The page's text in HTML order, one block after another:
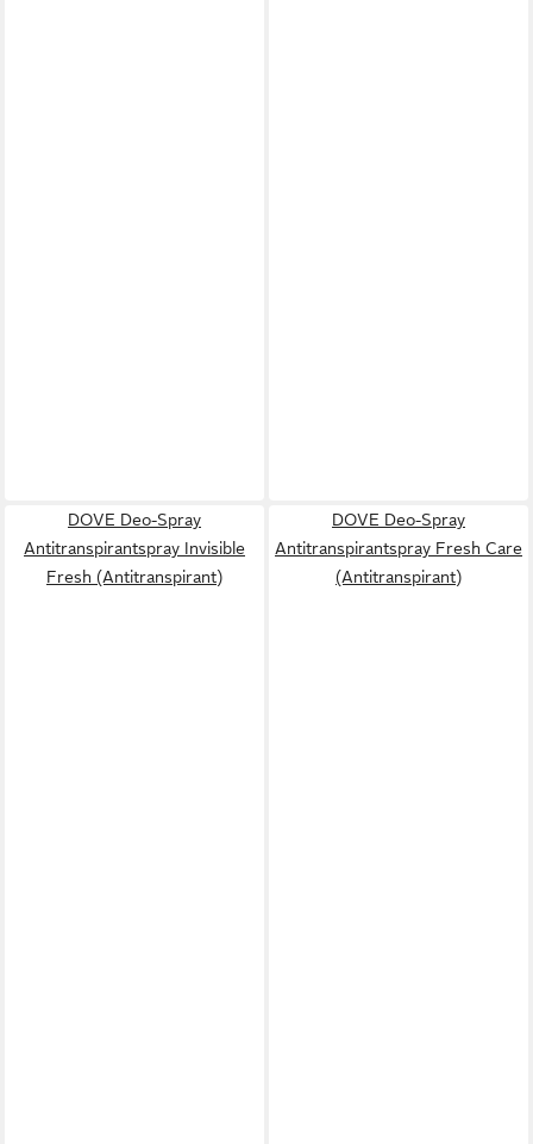
DOVE Deo-Spray
Antitranspirantspray Invisible
Fresh (Antitranspirant)
DOVE Deo-Spray
Antitranspirantspray Fresh Care
(Antitranspirant)